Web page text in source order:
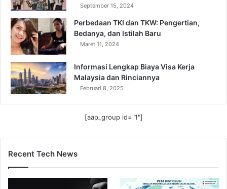
September 15, 2024
Perbedaan TKI dan TKW: Pengertian,
Bedanya, dan Istilah Baru
Maret 11, 2024
Informasi Lengkap Biaya Visa Kerja
Malaysia dan Rinciannya
Februari 8, 2025
[aap_group id="1"]
Recent Tech News